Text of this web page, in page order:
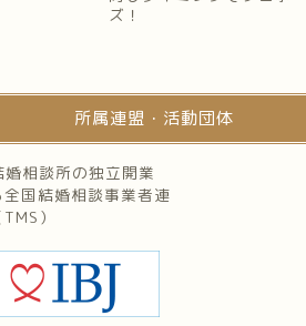
ズ！
所属連盟・活動団体